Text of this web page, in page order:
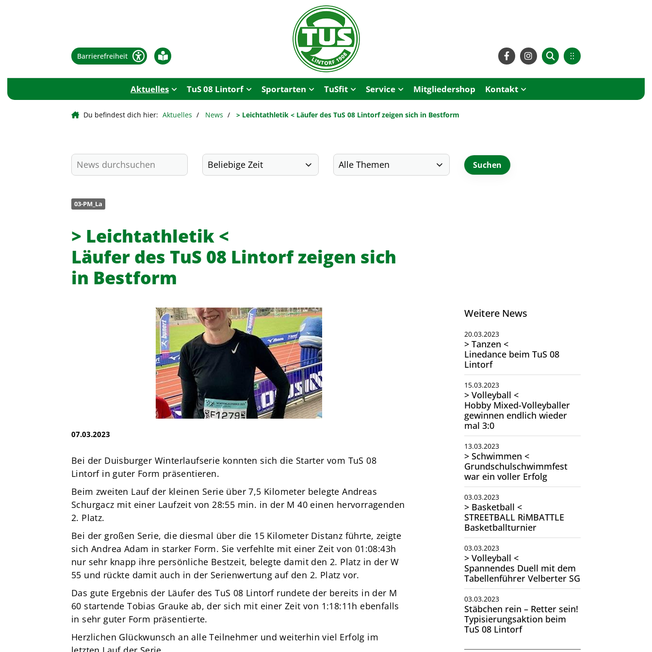
Barrierefreiheit
Aktuelles TuS 08 Lintorf Sportarten TuSfit Service Mitgliedershop Kontakt
Du befindest dich hier: Aktuelles News > Leichtathletik < Läufer des TuS 08 Lintorf zeigen sich in Bestform
03-PM_La
> Leichtathletik <
Läufer des TuS 08 Lintorf zeigen sich
in Bestform
07.03.2023
Bei der Duisburger Winterlaufserie konnten sich die Starter vom TuS 08
Lintorf in guter Form präsentieren.
Beim zweiten Lauf der kleinen Serie über 7,5 Kilometer belegte Andreas
Schurgacz mit einer Laufzeit von 28:55 min. in der M 40 einen hervorragenden
2. Platz.
Bei der großen Serie, die diesmal über die 15 Kilometer Distanz führte, zeigte
sich Andrea Adam in starker Form. Sie verfehlte mit einer Zeit von 01:08:43h
nur sehr knapp ihre persönliche Bestzeit, belegte damit den 2. Platz in der W
55 und rückte damit auch in der Serienwertung auf den 2. Platz vor.
Das gute Ergebnis der Läufer des TuS 08 Lintorf rundete der bereits in der M
60 startende Tobias Grauke ab, der sich mit einer Zeit von 1:18:11h ebenfalls
in sehr guter Form präsentierte.
Herzlichen Glückwunsch an alle Teilnehmer und weiterhin viel Erfolg im
Weitere News
20.03.2023
> Tanzen <
Linedance beim TuS 08
Lintorf
15.03.2023
> Volleyball <
Hobby Mixed-Volleyballer
gewinnen endlich wieder
mal 3:0
13.03.2023
> Schwimmen <
Grundschulschwimmfest
war ein voller Erfolg
03.03.2023
> Basketball <
STREETBALL RiMBATTLE
Basketballturnier
03.03.2023
> Volleyball <
Spannendes Duell mit dem
Tabellenführer Velberter SG
03.03.2023
Stäbchen rein – Retter sein!
Typisierungsaktion beim
TuS 08 Lintorf
e.V.
40885 Ratingen
Deutschland
T: 0 21 02 74 00 50
E: mail@tus08lintorf.de
Das sind wir
Sportarten